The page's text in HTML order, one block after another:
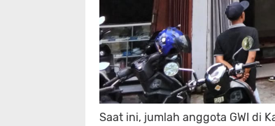
Saat ini, jumlah anggota GWI di